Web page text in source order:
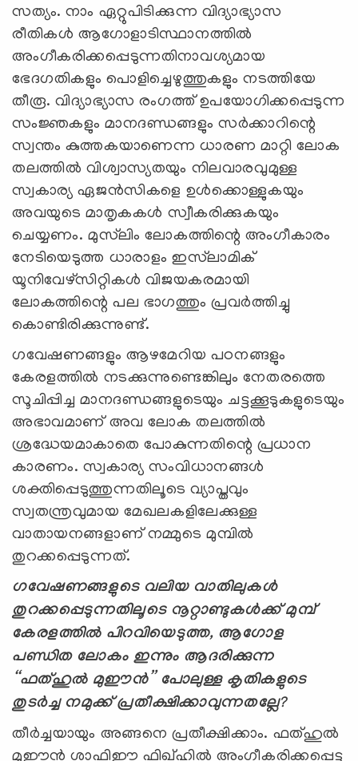
സത്യം. നാം ഏറ്റുപിടിക്കുന്ന വിദ്യാഭ്യാസ
രീതികള്‍ ആഗോളാടിസ്ഥാനത്തില്‍
അംഗീകരിക്കപ്പെടുന്നതിനാവശ്യമായ
ഭേദഗതികളും പൊളിച്ചെഴുത്തുകളും നടത്തിയേ
തീരൂ. വിദ്യാഭ്യാസ രംഗത്ത് ഉപയോഗിക്കപ്പെടുന്ന
സംജ്ഞകളും മാനദണ്ഡങ്ങളും സര്‍ക്കാറിന്റെ
സ്വന്തം കുത്തകയാണെന്ന ധാരണ മാറ്റി ലോക
തലത്തില്‍ വിശ്വാസ്യതയും നിലവാരവുമുള്ള
സ്വകാര്യ ഏജന്‍സികളെ ഉള്‍ക്കൊള്ളുകയും
അവയുടെ മാതൃകകള്‍ സ്വീകരിക്കുകയും
ചെയ്യണം. മുസ്‍ലിം ലോകത്തിന്റെ അംഗീകാരം
നേടിയെടുത്ത ധാരാളം ഇസ്‍ലാമിക്
യൂനിവേഴ്സിറ്റികള്‍ വിജയകരമായി
ലോകത്തിന്റെ പല ഭാഗത്തും പ്രവര്‍ത്തിച്ചു
കൊണ്ടിരിക്കുന്നുണ്ട്.
ഗവേഷണങ്ങളും ആഴമേറിയ പഠനങ്ങളും
കേരളത്തില്‍ നടക്കുന്നുണ്ടെങ്കിലും നേതരത്തെ
സൂചിപ്പിച്ച മാനദണ്ഡങ്ങളുടെയും ചട്ടക്കൂടുകളുടെയും
അഭാവമാണ് അവ ലോക തലത്തില്‍
ശ്രദ്ധേയമാകാതെ പോകുന്നതിന്റെ പ്രധാന
കാരണം. സ്വകാര്യ സംവിധാനങ്ങള്‍
ശക്തിപ്പെടുത്തുന്നതിലൂടെ വ്യാപ്തവും
സ്വതന്ത്രവുമായ മേഖലകളിലേക്കുള്ള
വാതായനങ്ങളാണ് നമ്മുടെ മുമ്പില്‍
തുറക്കപ്പെടുന്നത്.
ഗവേഷണങ്ങളുടെ വലിയ വാതിലുകള്‍
തുറക്കപ്പെടുന്നതിലൂടെ നൂറ്റാണ്ടുകള്‍ക്ക് മുമ്പ്
കേരളത്തില്‍ പിറവിയെടുത്ത, ആഗോള
പണ്ഡിത ലോകം ഇന്നും ആദരിക്കുന്ന
“ഫത്ഹുല്‍ മുഈന്‍”
പോലുള്ള കൃതികളുടെ
തുടര്‍ച്ച നമുക്ക് പ്രതീക്ഷിക്കാവുന്നതല്ലേ?
തീര്‍ച്ചയായും അങ്ങനെ പ്രതീക്ഷിക്കാം. ഫത്ഹുല്‍
മുഈന്‍ ശാഫിഈ ഫിഖ്ഹില്‍ അംഗീകരിക്കപ്പെട്ട